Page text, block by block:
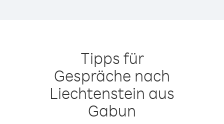
Tipps für
Gespräche nach
Liechtenstein aus
Gabun